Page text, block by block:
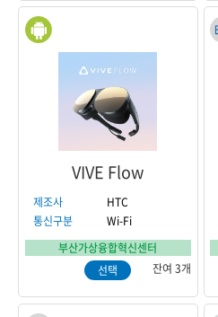
VIVE Flow
제조사
HTC
통신구분
Wi-Fi
부산가상융합혁신센터
선택
잔여 3개